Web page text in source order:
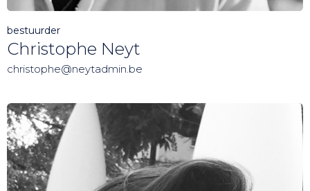
bestuurder
Christophe Neyt
christophe@neytadmin.be